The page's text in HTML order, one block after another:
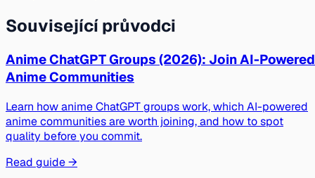
Související průvodci
Anime ChatGPT Groups (2026): Join AI-Powered
Anime Communities
Learn how anime ChatGPT groups work, which AI-powered
anime communities are worth joining, and how to spot
quality before you commit.
Read guide →